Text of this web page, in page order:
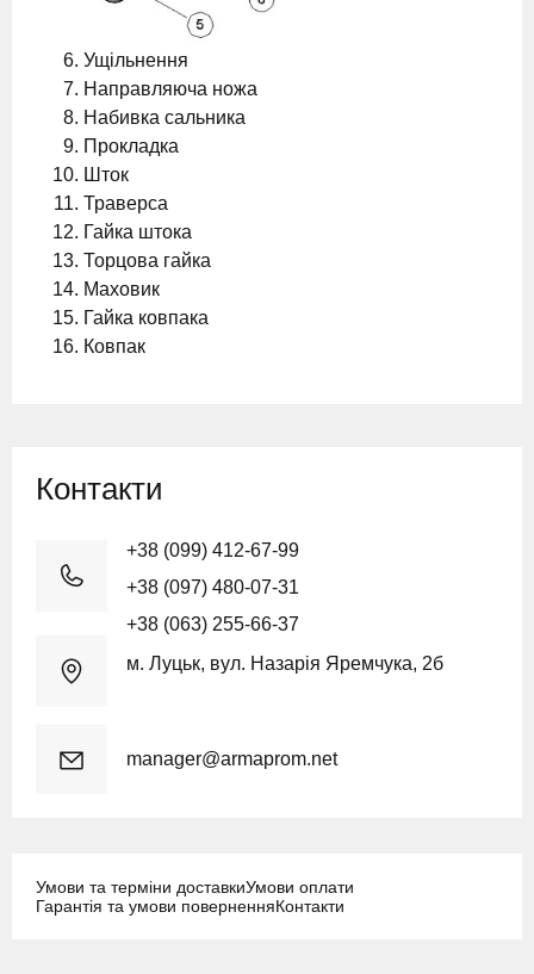
Ущільнення
Направляюча ножа
Набивка сальника
Прокладка
Шток
Траверса
Гайка штока
Торцова гайка
Маховик
Гайка ковпака
Ковпак
Контакти
+38 (099) 412-67-99
+38 (097) 480-07-31
+38 (063) 255-66-37
м. Луцьк, вул. Назарія Яремчука, 2б
manager@armaprom.net
Умови та терміни доставкиУмови оплати
Гарантія та умови поверненняКонтакти